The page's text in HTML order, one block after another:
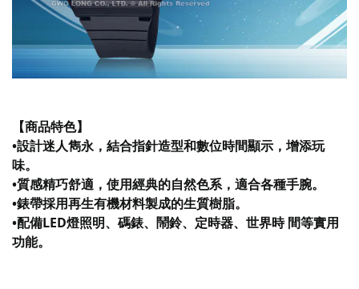
【商品特色】
•設計迷人雋永，結合指針造型和數位時間顯示，增添玩
味。
•質感精巧舒適，使用經典的自然色系，適合各種手腕。
•錶帶採用再生有機材料製成的生質樹脂。
•配備LED燈照明、碼錶、鬧鈴、定時器、世界時 間等實用
功能。